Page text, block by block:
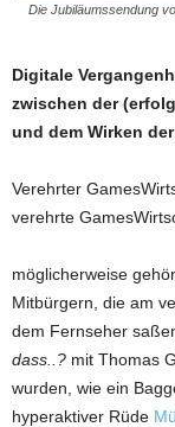
Die Jubiläumssendung
Digitale
zwischen der
und dem Wirken
Verehrter
verehrte
möglicherweise
Mitbürgern, die am
dem Fernseher
dass..? mit Thomas
wurden, wie ein
hyperaktiver Rüde